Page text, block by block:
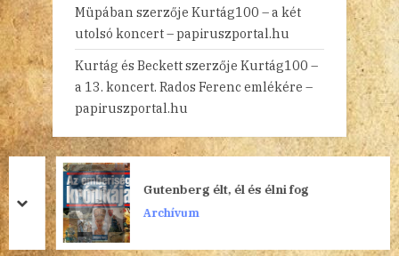
Müpában szerzője Kurtág100 – a két
utolsó koncert – papiruszportal.hu
Kurtág és Beckettszerzője Kurtág100 –
a 13. koncert. Rados Ferenc emlékére –
papiruszportal.hu
Gutenberg élt, él és élni fog
Archívum
prev
next